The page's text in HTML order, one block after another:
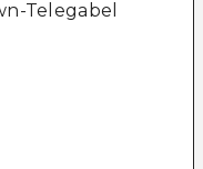
Telegabel